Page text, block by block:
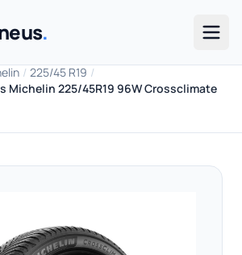
.
/ 225/45 R19 /
Michelin 225/45R19 96W Crossclimate